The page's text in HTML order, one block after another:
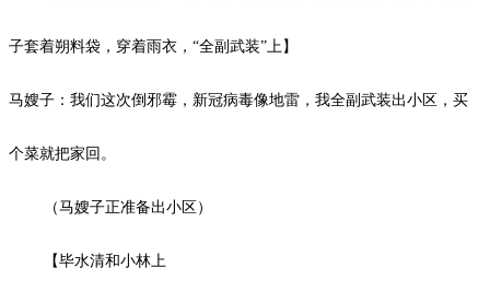
子套着朔料袋，穿着雨衣，“全副武装”上 】
马嫂子：我们这次倒邪霉，新冠病毒像地雷，我全副武装出小区，买
个菜就把家回。
（马嫂子正准备出小区）
【毕水清和小林上